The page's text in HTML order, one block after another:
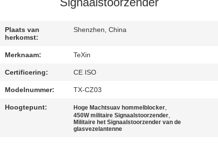
NIEUWS
VERZOEK
OM EEN
Plaats van
herkomst:
Shenzhen, China
Merknaam: TeXin
Certificering: CE ISO
Modelnummer: TX-CZ03
Hoogtepunt: Hoge Machtsuav hommelblocker,
450W militaire Signaalstoorzender,
Militaire het Signaalstoorzender van de
glasvezelantenne